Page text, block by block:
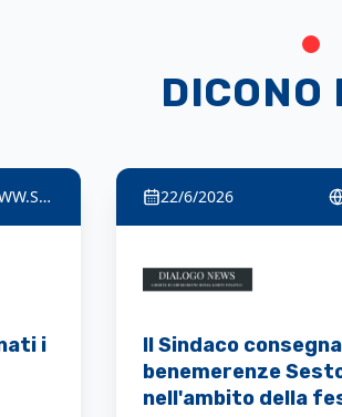
DICONO
HTTPS://DIALOGONEWS.WORDPRESS.COM/ 22/6/2026
Sesto d’oro 2026,
benemerenze
eccellenze della